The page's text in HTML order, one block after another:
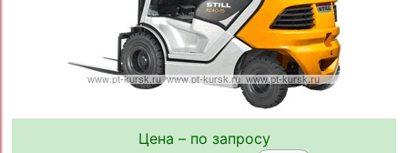
Цена – по запросу